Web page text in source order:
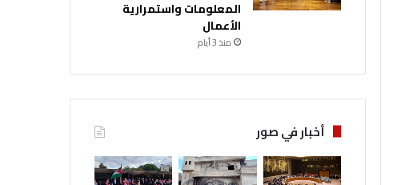
المعلومات واستمرارية
الأعمال
منذ 3 أيام
أخبار في صور